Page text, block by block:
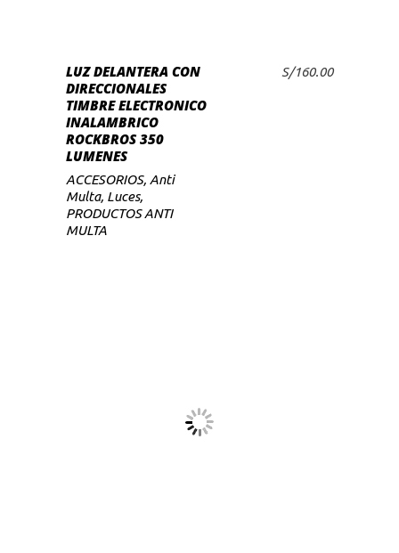
LUZ DELANTERA CON
DIRECCIONALES
TIMBRE ELECTRONICO
INALAMBRICO
ROCKBROS 350
LUMENES
S/160.00
ACCESORIOS, Anti
Multa, Luces,
PRODUCTOS ANTI
MULTA